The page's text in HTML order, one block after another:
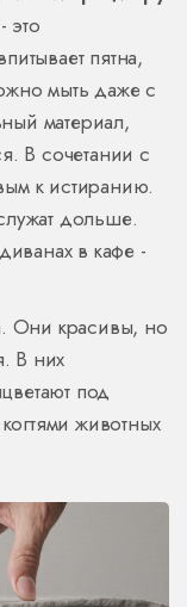
это
пятна,
мыть даже с
материал,
В сочетании с
к истиранию.
дольше.
в кафе -
Они красивы, но
В них
под
животных